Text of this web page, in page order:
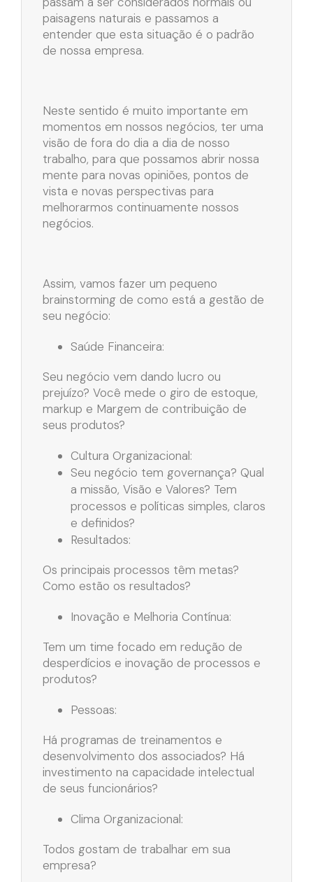
paisagens naturais e passamos a
entender que esta situação é o padrão
de nossa empresa.
Neste sentido é muito importante em
momentos em nossos negócios, ter uma
visão de fora do dia a dia de nosso
trabalho, para que possamos abrir nossa
mente para novas opiniões, pontos de
vista e novas perspectivas para
melhorarmos continuamente nossos
negócios.
Assim, vamos fazer um pequeno
brainstorming de como está a gestão de
seu negócio:
Saúde Financeira:
Seu negócio vem dando lucro ou
prejuízo? Você mede o giro de estoque,
markup e Margem de contribuição de
seus produtos?
Cultura Organizacional:
Seu negócio tem governança? Qual
a missão, Visão e Valores? Tem
processos e políticas simples, claros
e definidos?
Resultados:
Os principais processos têm metas?
Como estão os resultados?
Inovação e Melhoria Contínua:
Tem um time focado em redução de
desperdícios e inovação de processos e
produtos?
Pessoas:
Há programas de treinamentos e
desenvolvimento dos associados? Há
investimento na capacidade intelectual
de seus funcionários?
Clima Organizacional:
Todos gostam de trabalhar em sua
empresa?